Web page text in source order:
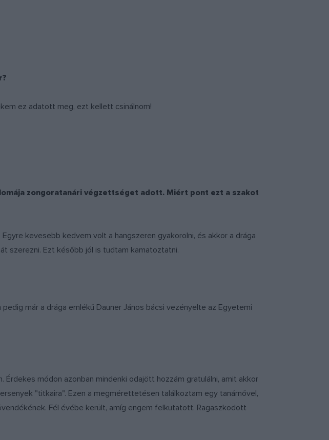
ez adatott meg, ezt kellett csinálnom!
zongoratanári végzettséget adott. Miért pont ezt a szakot
kevesebb kedvem volt a hangszeren gyakorolni, és akkor a drága
szerezni. Ezt később jól is tudtam kamatoztatni.
már a drága emlékű Dauner János bácsi vezényelte az Egyetemi
módon azonban mindenki odajött hozzám gratulálni, amit akkor
"titkaira". Ezen a megmérettetésen találkoztam egy tanárnővel,
Fél évébe került, amíg engem felkutatott. Ragaszkodott